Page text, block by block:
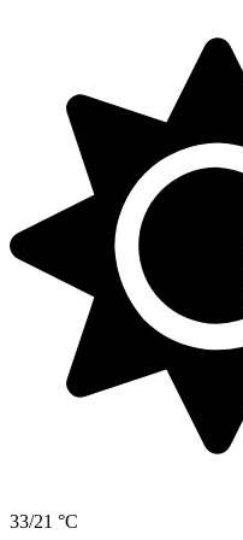
33/21 °C